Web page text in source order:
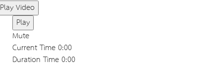
Play Video
Play
Mute
Current Time0:00
Duration Time0:00